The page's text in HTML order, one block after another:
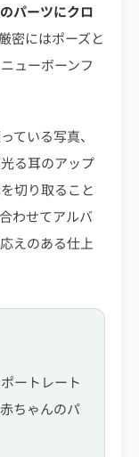
パーツにクロ
密にはポーズと
ューボーンフ
ている写真、
る耳のアップ
切り取ること
わせてアルバ
えのある仕上
ートレート
ちゃんのパ